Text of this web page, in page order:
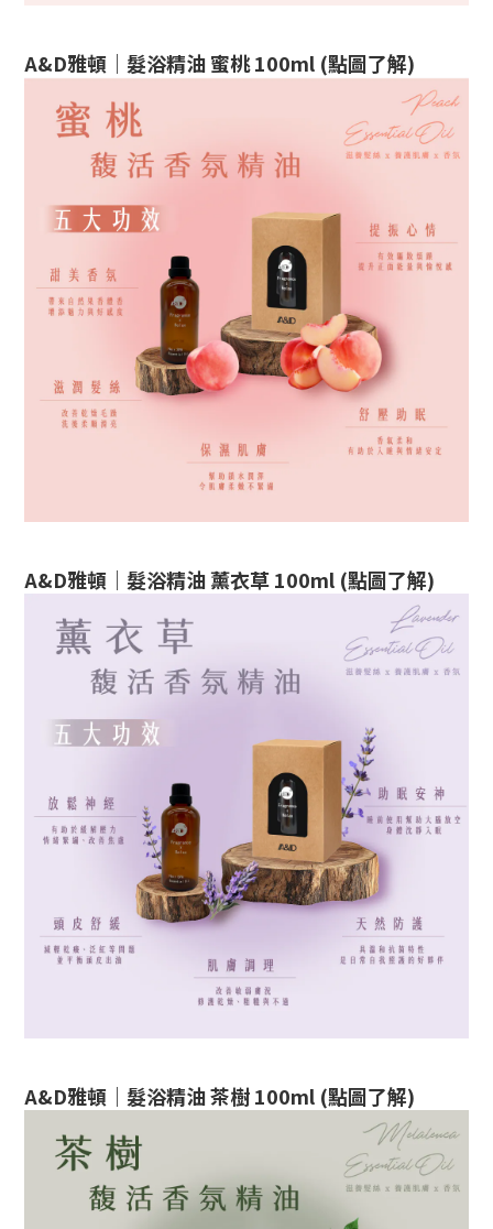
A&D雅頓｜髮浴精油 蜜桃 100ml (點圖了解)
A&D雅頓｜髮浴精油 薰衣草 100ml (點圖了解)
A&D雅頓｜髮浴精油 茶樹 100ml (點圖了解)